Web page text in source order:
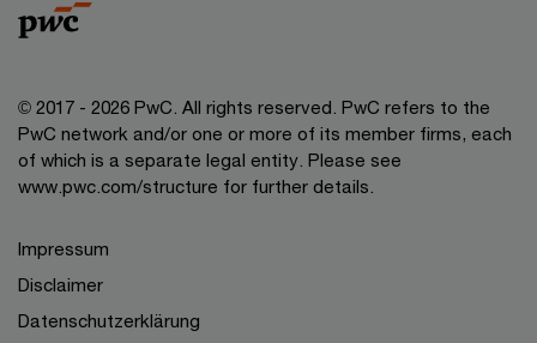
© 2017 - 2026 PwC. All rights reserved. PwC refers to the
PwC network and/or one or more of its member firms, each
of which is a separate legal entity. Please see
www.pwc.com/structure for further details.
Impressum
Disclaimer
Datenschutzerklärung